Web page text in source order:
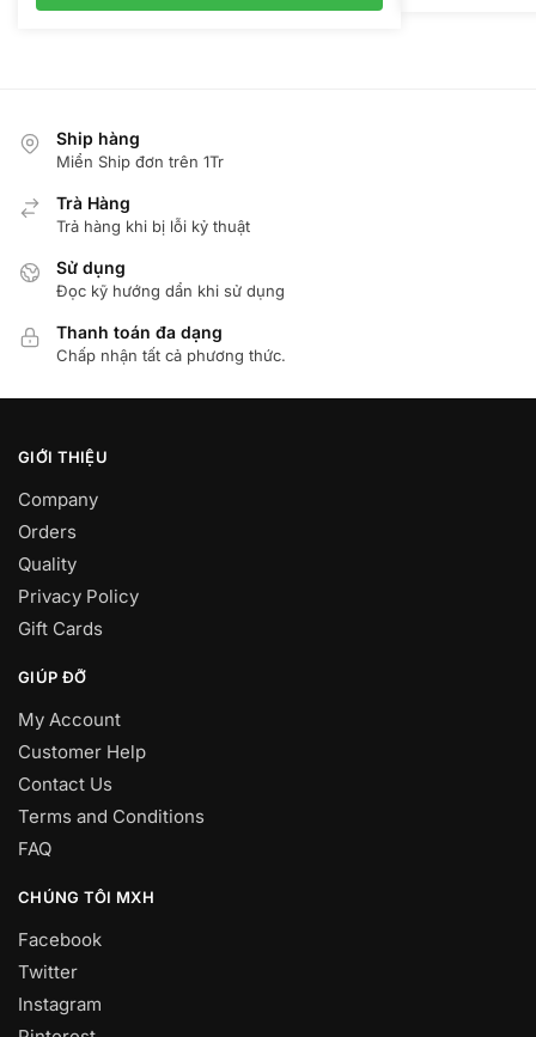
Ship hàng
Miển Ship đơn trên 1Tr
Trà Hàng
Trả hàng khi bị lỗi kỷ thuật
Sử dụng
Đọc kỹ hướng dẩn khi sử dụng
Thanh toán đa dạng
Chấp nhận tất cả phương thức.
GIỚI THIỆU
Company
Orders
Quality
Privacy Policy
Gift Cards
GIÚP ĐỠ
My Account
Customer Help
Contact Us
Terms and Conditions
FAQ
CHÚNG TÔI MXH
Facebook
Twitter
Instagram